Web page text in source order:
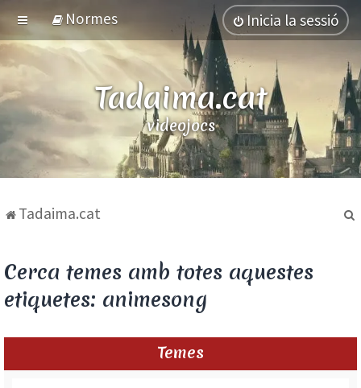
Normes Inicia la sessió
Tadaima.cat
videojocs
Tadaima.cat
Cerca temes amb totes aquestes
etiquetes: animesong
Temes